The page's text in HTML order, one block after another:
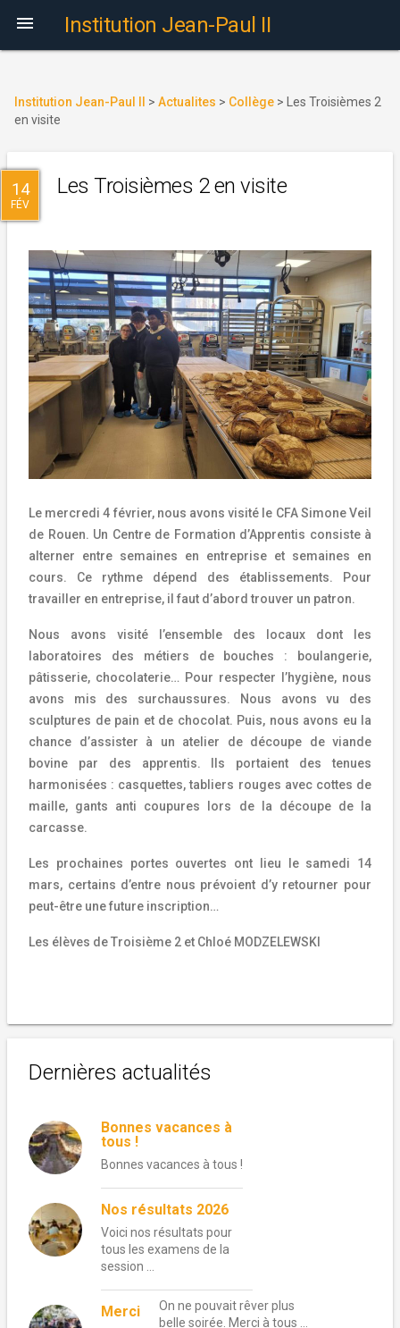
 Institution Jean-Paul II
Institution Jean-Paul II > Actualites > Collège >
Les Troisièmes 2
en visite
14
FÉV
Les Troisièmes 2 en visite
Le mercredi 4 février, nous avons visité le CFA Simone Veil
de Rouen. Un Centre de Formation d’Apprentis consiste à
alterner entre semaines en entreprise et semaines en
cours. Ce rythme dépend des établissements. Pour
travailler en entreprise, il faut d’abord trouver un patron.
Nous avons visité l’ensemble des locaux dont les
laboratoires des métiers de bouches : boulangerie,
pâtisserie, chocolaterie… Pour respecter l’hygiène, nous
avons mis des surchaussures. Nous avons vu des
sculptures de pain et de chocolat. Puis, nous avons eu la
chance d’assister à un atelier de découpe de viande
bovine par des apprentis. Ils portaient des tenues
harmonisées : casquettes, tabliers rouges avec cottes de
maille, gants anti coupures lors de la découpe de la
carcasse.
Les prochaines portes ouvertes ont lieu le samedi 14
mars, certains d’entre nous prévoient d’y retourner pour
peut-être une future inscription…
Les élèves de Troisième 2 et Chloé MODZELEWSKI
Dernières actualités
Bonnes vacances à
tous !
Bonnes vacances à tous !
Nos résultats 2026
Voici nos résultats pour
tous les examens de la
session …
Merci
On ne pouvait rêver plus
belle soirée. Merci à tous …